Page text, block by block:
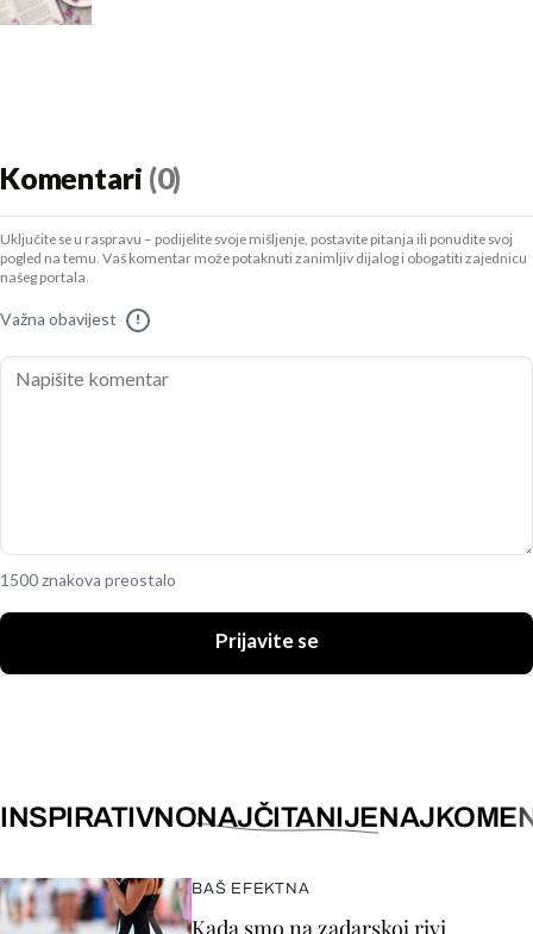
Komentari (0)
Uključite se u raspravu – podijelite svoje mišljenje, postavite pitanja ili ponudite svoj
pogled na temu. Vaš komentar može potaknuti zanimljiv dijalog i obogatiti zajednicu
našeg portala.
Važna obavijest !
1500 znakova preostalo
Prijavite se
INSPIRATIVNONAJČITANIJE
BAŠ EFEKTNA
Kada smo na zadarskoj rivi